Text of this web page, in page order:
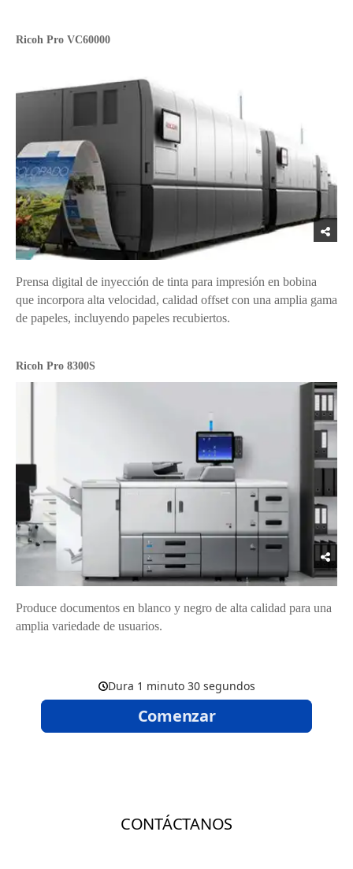
Ricoh Pro VC60000
Prensa digital de inyección de tinta para impresión en bobina
que incorpora alta velocidad, calidad offset con una amplia gama
de papeles, incluyendo papeles recubiertos.
Ricoh Pro 8300S
Produce documentos en blanco y negro de alta calidad para una
amplia variedade de usuarios.